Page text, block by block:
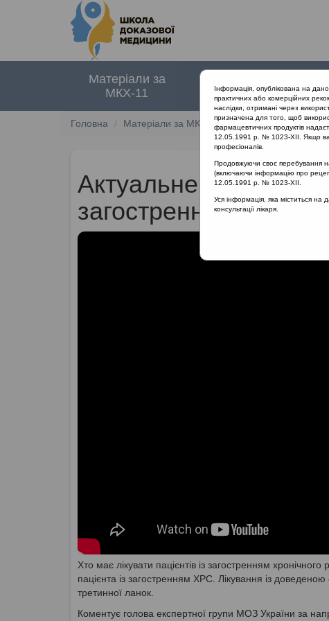
Матеріали за
МКХ-11
документи
Головна Матеріали за МКХ-11 12 Хвороби органів
Актуальне питання:
загостренням ХРС:
Хто має лікувати пацієнтів із загостренням
пацієнта із загостренням ХРС. Лікування із
третинної ланок.
Коментує голова експертної групи МОЗ України за
Інформація, опублікована на
практичних або комерційних
наслідки, отримані через
призначена для того, щоб
фармацевтичних продуктів
12.05.1991 р. № 1023-XII. Якщо вам
професіоналів.
Продовжуючи своє перебування
(включаючи інформацію про
12.05.1991 р. № 1023-XII.
Уся інформація, яка міститься
консультації лікаря.